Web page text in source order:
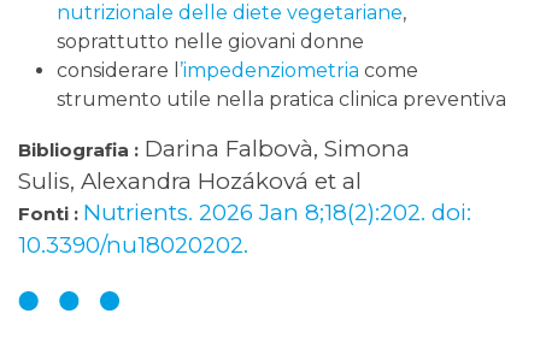
nutrizionale delle diete vegetariane,
soprattutto nelle giovani donne
considerare l ’impedenziometria come
strumento utile nella pratica clinica preventiva
Bibliografia : Darina Falbovà, Simona
Sulis, Alexandra Hozáková et al
Fonti : Nutrients. 2026 Jan 8;18(2):202. doi:
10.3390/nu18020202.